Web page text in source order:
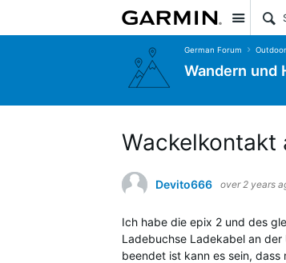
German Forum Outdoor
Wandern und
Wackelkontakt
Devito666 over 2 years
Ich habe die epix 2 und des
Ladebuchse Ladekabel an
beendet ist kann es sein,